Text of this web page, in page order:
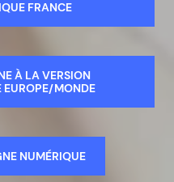
FRANCE
À LA VERSION
EUROPE/MONDE
NUMÉRIQUE